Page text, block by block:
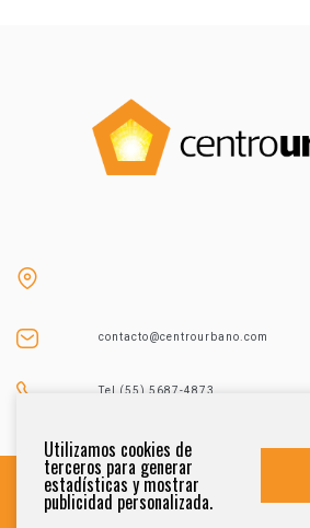
contacto@centrourbano.com
Tel (55) 5687-4873
Utilizamos cookies de
terceros para generar
estadísticas y mostrar
publicidad personalizada.